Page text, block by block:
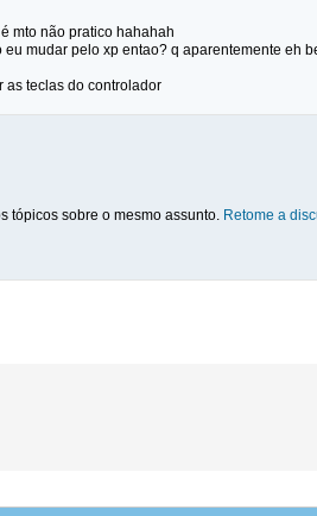
mto não pratico hahahah
eu mudar pelo xp entao? q aparentemente eh
as teclas do controlador
tópicos sobre o mesmo assunto. Retome a